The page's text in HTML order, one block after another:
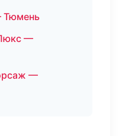
Тюмень
—
—